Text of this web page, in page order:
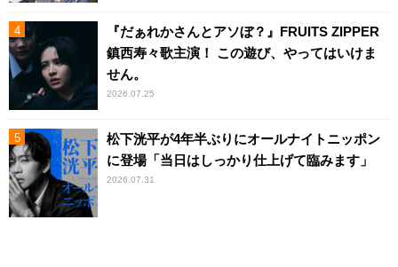
『だぁれかさんとアソぼ？』FRUITS ZIPPER
鎮西寿々歌主演！ この遊び、やってはいけま
せん。
2026.07.25
松下洸平が4年半ぶりにオールナイトニッポン
に登場「当日はしっかり仕上げて臨みます」
2026.07.31